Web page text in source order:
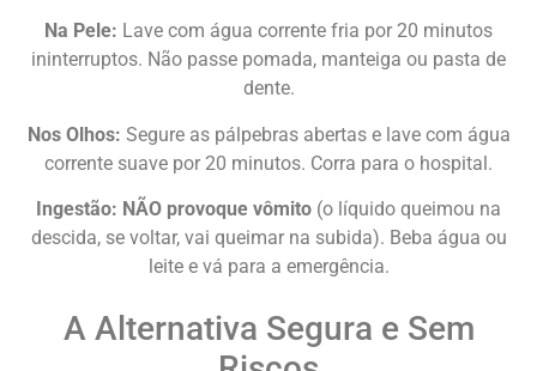
Na Pele: Lave com água corrente fria por 20 minutos
ininterruptos. Não passe pomada, manteiga ou pasta de
dente.
Nos Olhos: Segure as pálpebras abertas e lave com água
corrente suave por 20 minutos. Corra para o hospital.
Ingestão: NÃO provoque vômito (o líquido queimou na
descida, se voltar, vai queimar na subida). Beba água ou
leite e vá para a emergência.
A Alternativa Segura e Sem